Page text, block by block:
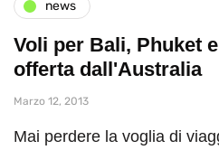
news
Voli per Bali, Phuket
offerta dall'Australia
Marzo 12, 2013
Mai perdere la voglia di